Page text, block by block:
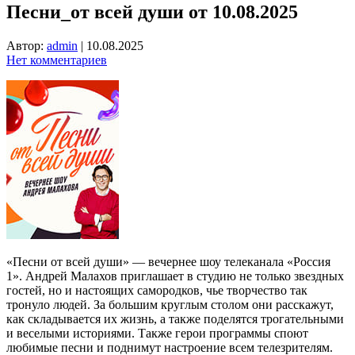
Песни_от всей души от 10.08.2025
Автор: admin | 10.08.2025
Нет комментариев
«Песни от всей души» — вечернее шоу телеканала «Россия
1». Андрей Малахов приглашает в студию не только звездных
гостей, но и настоящих самородков, чье творчество так
тронуло людей. За большим круглым столом они расскажут,
как складывается их жизнь, а также поделятся трогательными
и веселыми историями. Также герои программы споют
любимые песни и поднимут настроение всем телезрителям.